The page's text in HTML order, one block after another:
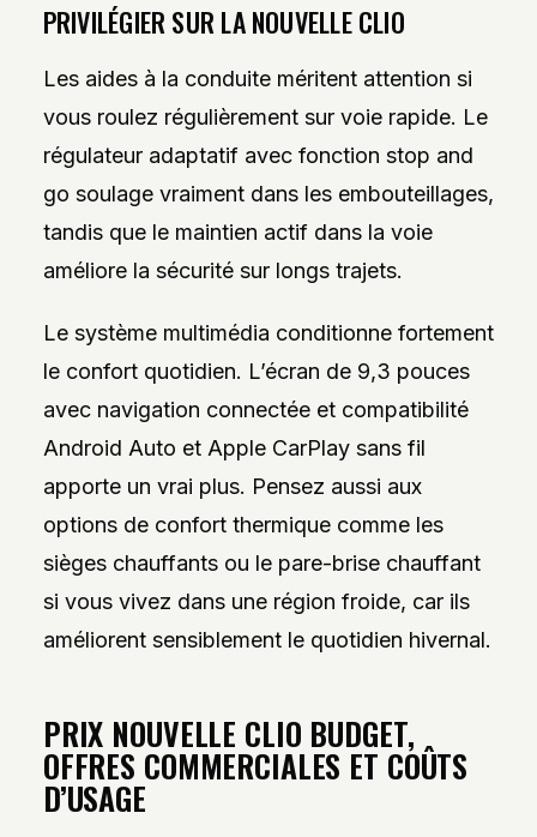
PRIVILÉGIER SUR LA NOUVELLE CLIO
Les aides à la conduite méritent attention si
vous roulez régulièrement sur voie rapide. Le
régulateur adaptatif avec fonction stop and
go soulage vraiment dans les embouteillages,
tandis que le maintien actif dans la voie
améliore la sécurité sur longs trajets.
Le système multimédia conditionne fortement
le confort quotidien. L’écran de 9,3 pouces
avec navigation connectée et compatibilité
Android Auto et Apple CarPlay sans fil
apporte un vrai plus. Pensez aussi aux
options de confort thermique comme les
sièges chauffants ou le pare-brise chauffant
si vous vivez dans une région froide, car ils
améliorent sensiblement le quotidien hivernal.
PRIX NOUVELLE CLIO BUDGET,
OFFRES COMMERCIALES ET COÛTS
D’USAGE